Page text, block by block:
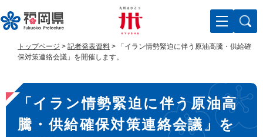
ー
ジ
す
。
ニ
ュ
し
て
トップページ > 記者発表資料 >
「イラン情勢緊迫に伴う原油高騰・供給確
保対策連絡会議」を開催します。
本
文
「イラン情勢緊迫に伴う原油高
騰・供給確保対策連絡会議」を